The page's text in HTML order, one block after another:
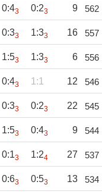
0:43 0:23 9 562
0:33 1:33 16 557
1:53 1:33 6 556
0:43 1:1 12 546
0:33 0:23 22 545
1:53 0:43 9 544
0:13 1:24 27 537
0:63 0:53 13 534